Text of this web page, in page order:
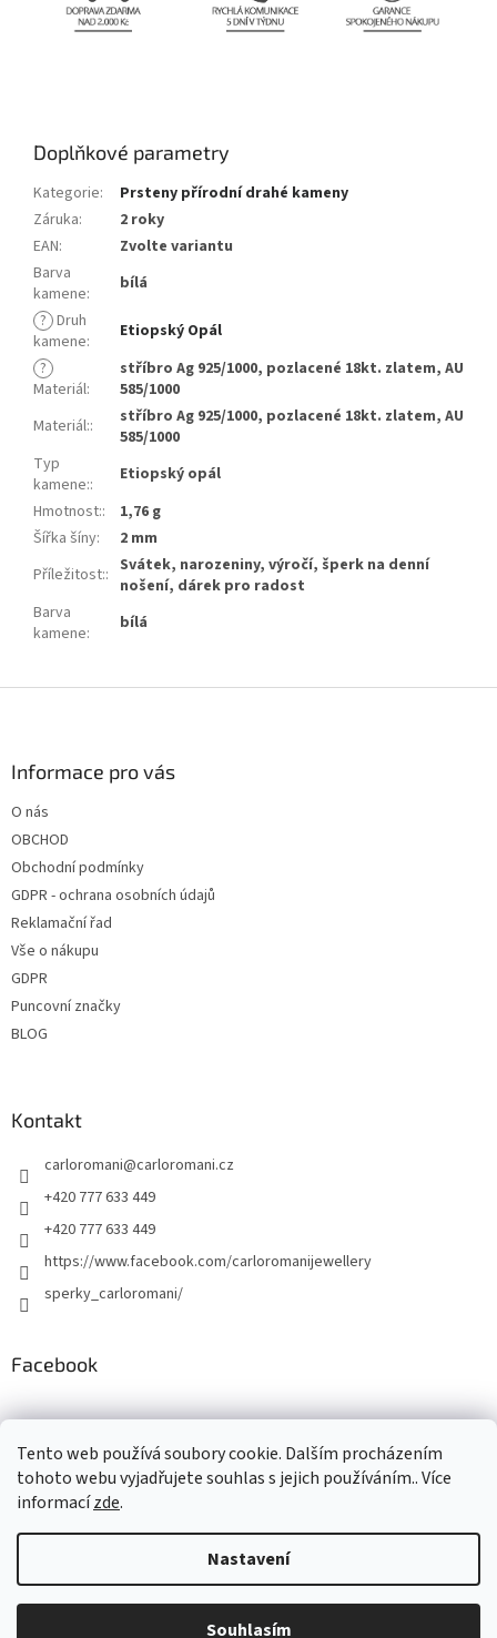
Tento web používá soubory cookie. Dalším procházením
tohoto webu vyjadřujete souhlas s jejich používáním.. Více
informacízde.
Nastavení
Souhlasím
Doplňkové parametry
Kategorie:
Prsteny přírodní drahé kameny
Záruka:
2 roky
EAN:
Zvolte variantu
Barva
kamene:
bílá
? Druh
kamene:
Etiopský Opál
?
Materiál:
stříbro Ag 925/1000, pozlacené 18kt. zlatem, AU
585/1000
Materiál::
stříbro Ag 925/1000, pozlacené 18kt. zlatem, AU
585/1000
Typ
kamene::
Etiopský opál
Hmotnost::
1,76 g
Šířka šíny:
2 mm
Příležitost:: Svátek, narozeniny, výročí, šperk na denní
nošení, dárek pro radost
Barva
kamene: bílá
Informace pro vás
O nás
OBCHOD
Obchodní podmínky
GDPR - ochrana osobních údajů
Reklamační řad
Vše o nákupu
GDPR
Puncovní značky
BLOG
Kontakt
carloromani@carloromani.cz
+420 777 633 449
+420 777 633 449
https://www.facebook.com/carloromanijewellery
sperky_carloromani/
Facebook
Instagram
Copyright 2026www.carloromani-shop.cz. Všechna práva
Upravit nastavení cookies